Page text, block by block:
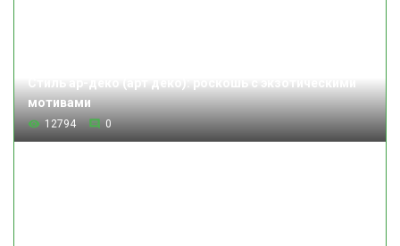
мотивами
12794 0